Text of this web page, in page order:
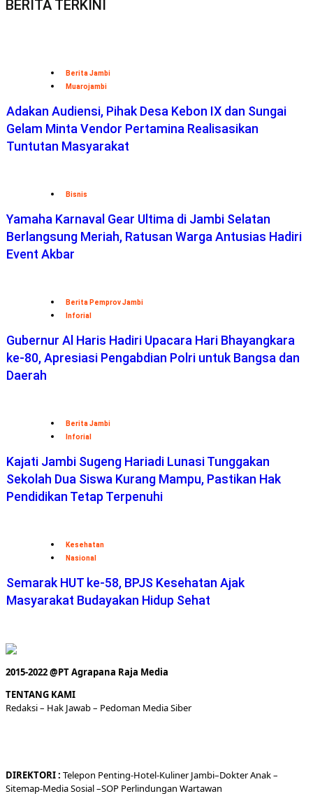
BERITA TERKINI
Berita Jambi
Muarojambi
Adakan Audiensi, Pihak Desa Kebon IX dan Sungai
Gelam Minta Vendor Pertamina Realisasikan
Tuntutan Masyarakat
Bisnis
Yamaha Karnaval Gear Ultima di Jambi Selatan
Berlangsung Meriah, Ratusan Warga Antusias Hadiri
Event Akbar
Berita Pemprov Jambi
Inforial
Gubernur Al Haris Hadiri Upacara Hari Bhayangkara
ke-80, Apresiasi Pengabdian Polri untuk Bangsa dan
Daerah
Berita Jambi
Inforial
Kajati Jambi Sugeng Hariadi Lunasi Tunggakan
Sekolah Dua Siswa Kurang Mampu, Pastikan Hak
Pendidikan Tetap Terpenuhi
Kesehatan
Nasional
Semarak HUT ke-58, BPJS Kesehatan Ajak
Masyarakat Budayakan Hidup Sehat
2015-2022 @PT Agrapana Raja Media
TENTANG KAMI
Redaksi– Hak Jawab – Pedoman Media Siber
DIREKTORI: Telepon Penting-Hotel-KulinerJambi–DokterAnak –
Sitemap-Media Sosial –SOP Perlindungan Wartawan